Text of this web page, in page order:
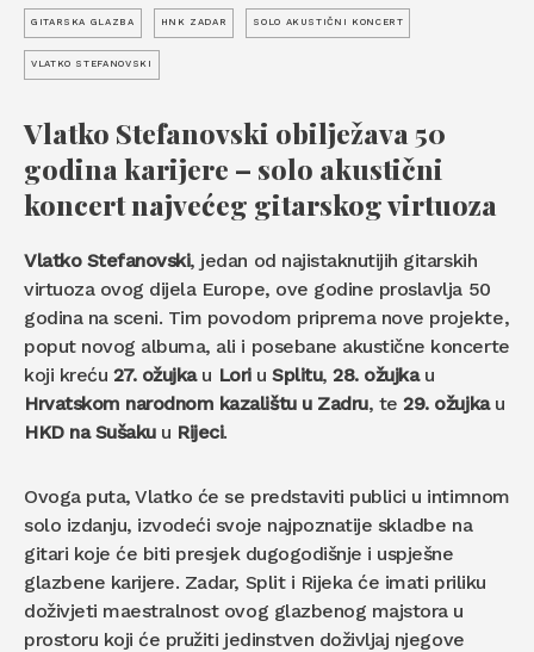
GITARSKA GLAZBA HNK ZADAR SOLO AKUSTIČNI KONCERT
VLATKO STEFANOVSKI
Vlatko Stefanovski obilježava 50
godina karijere – solo akustični
koncert najvećeg gitarskog virtuoza
Vlatko Stefanovski, jedan od najistaknutijih gitarskih
virtuoza ovog dijela Europe, ove godine proslavlja 50
godina na sceni. Tim povodom priprema nove projekte,
poput novog albuma, ali i posebane akustične koncerte
koji kreću 27. ožujkau LoriuSplitu,28. ožujkau
Hrvatskom narodnom kazalištu u Zadru, te29. ožujkau
HKD na Sušakuu Rijeci.
Ovoga puta, Vlatko će se predstaviti publici u intimnom
solo izdanju, izvodeći svoje najpoznatije skladbe na
gitari koje će biti presjek dugogodišnje i uspješne
glazbene karijere. Zadar, Split i Rijeka će imati priliku
doživjeti maestralnost ovog glazbenog majstora u
prostoru koji će pružiti jedinstven doživljaj njegove